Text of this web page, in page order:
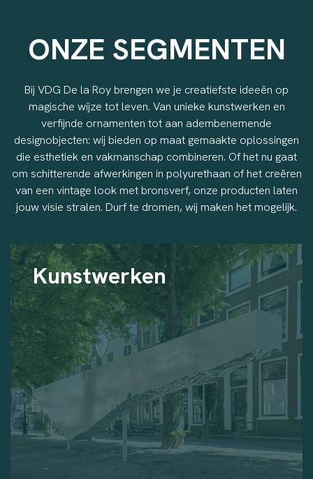
ONZE SEGMENTEN
Bij VDG De la Roy brengen we je creatiefste ideeën op
magische wijze tot leven. Van unieke kunstwerken en
verfijnde ornamenten tot aan adembenemende
designobjecten: wij bieden op maat gemaakte oplossingen
die esthetiek en vakmanschap combineren. Of het nu gaat
om schitterende afwerkingen in polyurethaan of het creëren
van een vintage look met bronsverf, onze producten laten
jouw visie stralen. Durf te dromen, wij maken het mogelijk.
Kunstwerken